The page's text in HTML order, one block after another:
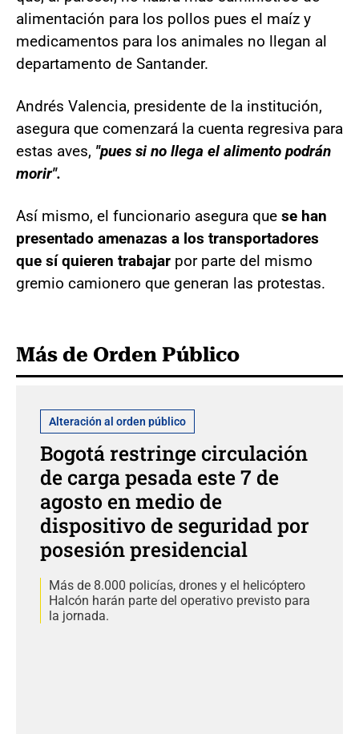
alimentación para los pollos pues el maíz y
medicamentos para los animales no llegan al
departamento de Santander.
Andrés Valencia, presidente de la institución,
asegura que comenzará la cuenta regresiva para
estas aves, "pues si no llega el alimento podrán
morir".
Así mismo, el funcionario asegura que se han
presentado amenazas a los transportadores
que sí quieren trabajar por parte del mismo
gremio camionero que generan las protestas.
Más de Orden Público
Alteración al orden público
Bogotá restringe circulación
de carga pesada este 7 de
agosto en medio de
dispositivo de seguridad por
posesión presidencial
Más de 8.000 policías, drones y el helicóptero
Halcón harán parte del operativo previsto para
la jornada.